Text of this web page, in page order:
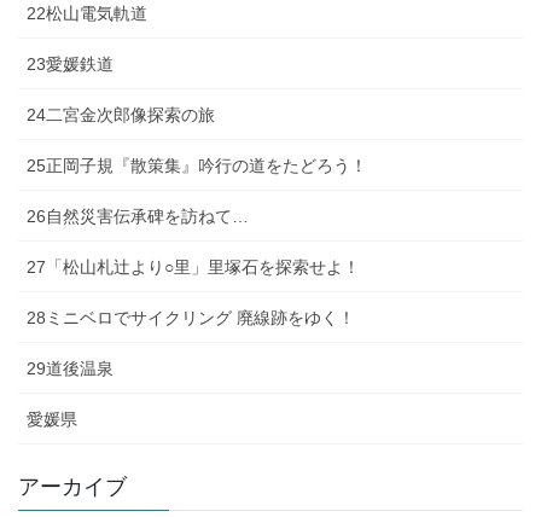
22松山電気軌道
23愛媛鉄道
24二宮金次郎像探索の旅
25正岡子規『散策集』吟行の道をたどろう！
26自然災害伝承碑を訪ねて…
27「松山札辻より○里」里塚石を探索せよ！
28ミニベロでサイクリング 廃線跡をゆく！
29道後温泉
愛媛県
アーカイブ